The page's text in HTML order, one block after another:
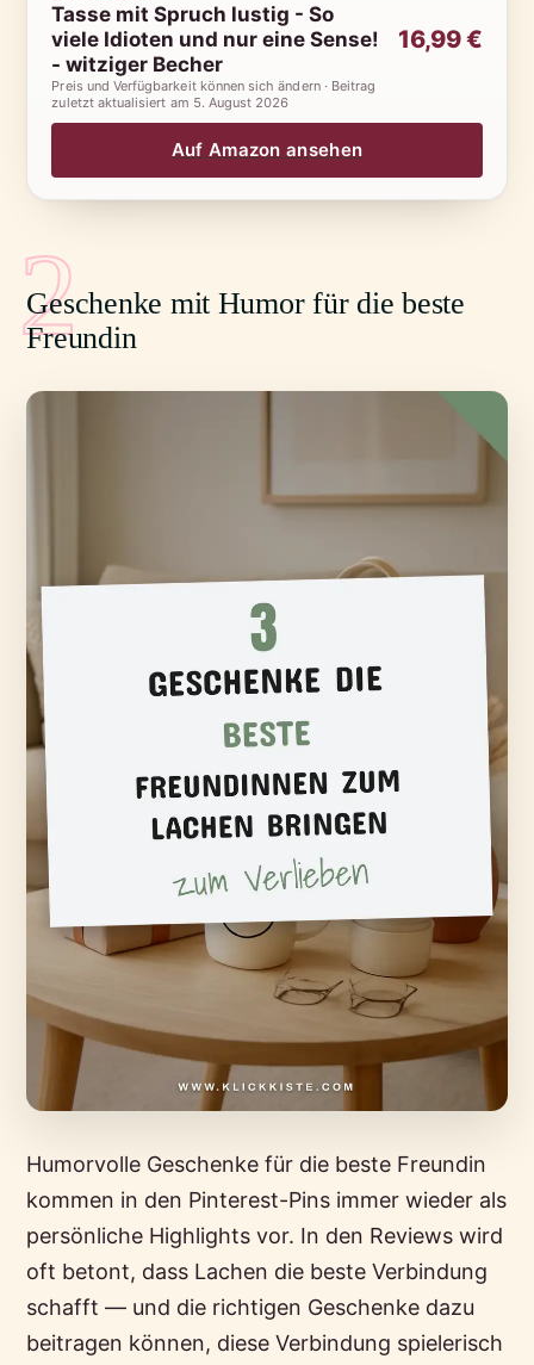
Tasse mit Spruch lustig - So
viele Idioten und nur eine Sense!
- witziger Becher
16,99 €
Preis und Verfügbarkeit können sich ändern · Beitrag
zuletzt aktualisiert am 5. August 2026
Auf Amazon ansehen
2
Geschenke mit Humor für die beste
Freundin
Humorvolle Geschenke für die beste Freundin
kommen in den Pinterest-Pins immer wieder als
persönliche Highlights vor. In den Reviews wird
oft betont, dass Lachen die beste Verbindung
schafft — und die richtigen Geschenke dazu
beitragen können, diese Verbindung spielerisch